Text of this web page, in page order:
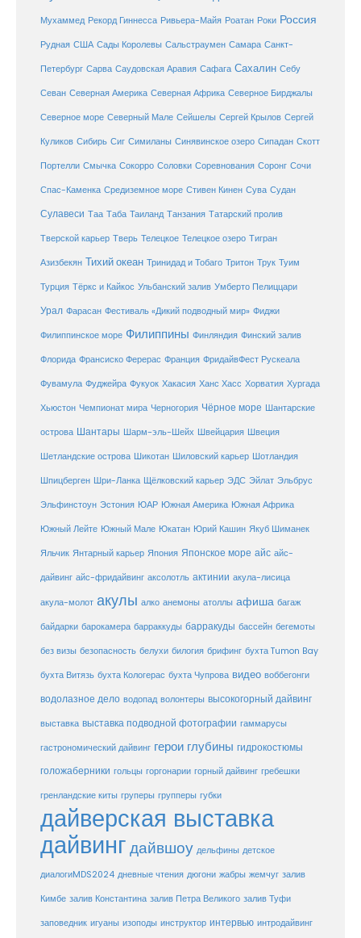
Мухаммед Рекорд Гиннесса Ривьера-Майя Роатан Роки Россия
Рудная США Сады Королевы Сальстраумен Самара Санкт-
Петербург Сарва Саудовская Аравия Сафага Сахалин Себу
Севан Северная Америка Северная Африка Северное Бирджалы
Северное море Северный Мале Сейшелы Сергей Крылов Сергей
Куликов Сибирь Сиг Симиланы Синявинское озеро Сипадан Скотт
Портелли Смычка Сокорро Соловки Соревнования Соронг Сочи
Спас-Каменка Средиземное море Стивен Кинен Сува Судан
Сулавеси Таа Таба Таиланд Танзания Татарский пролив
Тверской карьер Тверь Телецкое Телецкое озеро Тигран
Азизбекян Тихий океан Тринидад и Тобаго Тритон Трук Туим
Турция Тёркс и Кайкос Ульбанский залив Умберто Пелиццари
Урал Фарасан Фестиваль «Дикий подводный мир» Фиджи
Филиппинское море Филиппины Финляндия Финский залив
Флорида Франсиско Ферерас Франция ФридайвФест Рускеала
Фувамула Фуджейра Фукуок Хакасия Ханс Хасс Хорватия Хургада
Хьюстон Чемпионат мира Черногория Чёрное море Шантарские
острова Шантары Шарм-эль-Шейх Швейцария Швеция
Шетландские острова Шикотан Шиловский карьер Шотландия
Шпицберген Шри-Ланка Щёлковский карьер ЭДС Эйлат Эльбрус
Эльфинстоун Эстония ЮАР Южная Америка Южная Африка
Южный Лейте Южный Мале Юкатан Юрий Кашин Якуб Шиманек
Яльчик Янтарный карьер Япония Японское море айс айс-
дайвинг айс-фридайвинг аксолотль актинии акула-лисица
акула-молот акулы алко анемоны атоллы афиша багаж
байдарки барокамера барраккуды барракуды бассейн бегемоты
без визы безопасность белухи билогия брифинг бухта Tumon Bay
бухта Витязь бухта Кологерас бухта Чупрова видео воббегонги
водолазное дело водопад волонтеры высокогорный дайвинг
выставка выставка подводной фотографии гаммарусы
гастрономический дайвинг герои глубины гидрокостюмы
голожаберники гольцы горгонарии горный дайвинг гребешки
гренландские киты груперы групперы губки
дайверская выставка
дайвингдайвшоу дельфины детское
диалогиMDS2024 дневные чтения дюгони жабры жемчуг залив
Кимбе залив Константина залив Петра Великого залив Туфи
заповедник игуаны изоподы инструктор интервью интродайвинг